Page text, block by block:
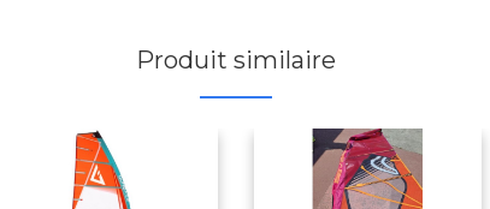
Produit similaire